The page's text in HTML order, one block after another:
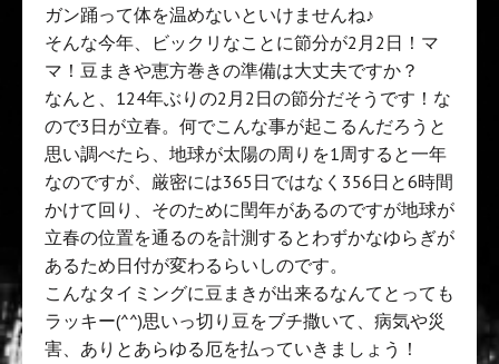
ガン踊って体を温めないといけませんね♪
そんな今年、ビックリなことに節分が2月2日！マ
マ！豆まきや恵方巻きの準備は大丈夫ですか？
なんと、124年ぶりの2月2日の節分だそうです！な
ので3日が立春。何でこんな事が起こるんだろうと
思い調べたら、地球が太陽の周りを1周すると一年
なのですが、厳密には365日ではなく356日と6時間
かけて回り、そのために閏年があるのですが地球が
立春の位置を通るのを計測するとわずかなゆらぎが
あるため日付が変わるらいしのです。
こんなタイミングに豆まきが出来るなんてとっても
ラッキー(^^)思いっ切り豆をブチ撒いて、病気や災
害、ありとあらゆる厄を払っていきましょう！